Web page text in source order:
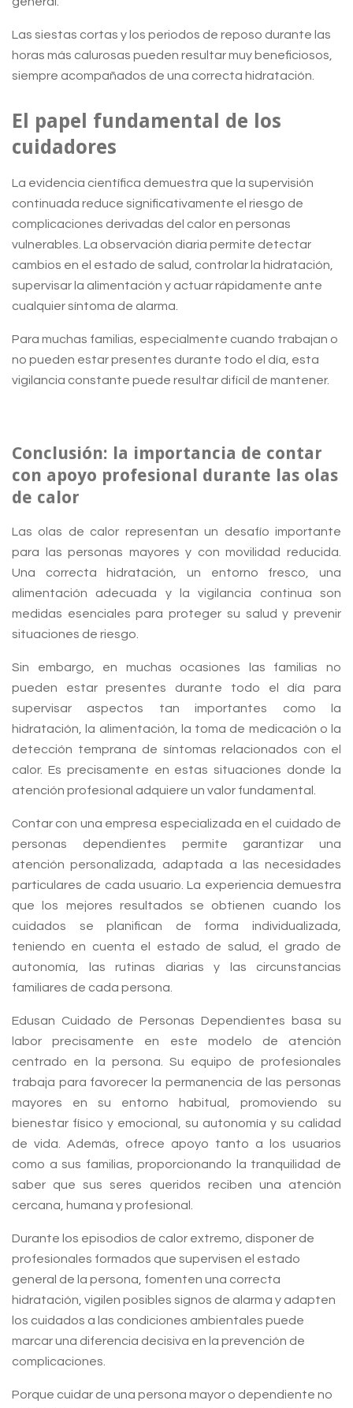
Las siestas cortas y los periodos de reposo durante las
horas más calurosas pueden resultar muy beneficiosos,
siempre acompañados de una correcta hidratación.
El papel fundamental de los
cuidadores
La evidencia científica demuestra que la supervisión
continuada reduce significativamente el riesgo de
complicaciones derivadas del calor en personas
vulnerables. La observación diaria permite detectar
cambios en el estado de salud, controlar la hidratación,
supervisar la alimentación y actuar rápidamente ante
cualquier síntoma de alarma.
Para muchas familias, especialmente cuando trabajan o
no pueden estar presentes durante todo el día, esta
vigilancia constante puede resultar difícil de mantener.
Conclusión: la importancia de contar
con apoyo profesional durante las olas
de calor
Las olas de calor representan un desafío importante
para las personas mayores y con movilidad reducida.
Una correcta hidratación, un entorno fresco, una
alimentación adecuada y la vigilancia continua son
medidas esenciales para proteger su salud y prevenir
situaciones de riesgo.
Sin embargo, en muchas ocasiones las familias no
pueden estar presentes durante todo el día para
supervisar aspectos tan importantes como la
hidratación, la alimentación, la toma de medicación o la
detección temprana de síntomas relacionados con el
calor. Es precisamente en estas situaciones donde la
atención profesional adquiere un valor fundamental.
Contar con una empresa especializada en el cuidado de
personas dependientes permite garantizar una
atención personalizada, adaptada a las necesidades
particulares de cada usuario. La experiencia demuestra
que los mejores resultados se obtienen cuando los
cuidados se planifican de forma individualizada,
teniendo en cuenta el estado de salud, el grado de
autonomía, las rutinas diarias y las circunstancias
familiares de cada persona.
Edusan Cuidado de Personas Dependientes basa su
labor precisamente en este modelo de atención
centrado en la persona. Su equipo de profesionales
trabaja para favorecer la permanencia de las personas
mayores en su entorno habitual, promoviendo su
bienestar físico y emocional, su autonomía y su calidad
de vida. Además, ofrece apoyo tanto a los usuarios
como a sus familias, proporcionando la tranquilidad de
saber que sus seres queridos reciben una atención
cercana, humana y profesional.
Durante los episodios de calor extremo, disponer de
profesionales formados que supervisen el estado
general de la persona, fomenten una correcta
hidratación, vigilen posibles signos de alarma y adapten
los cuidados a las condiciones ambientales puede
marcar una diferencia decisiva en la prevención de
complicaciones.
Porque cuidar de una persona mayor o dependiente no